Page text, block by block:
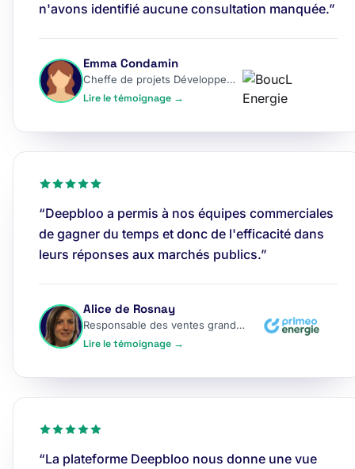
n'avons identifié aucune consultation manquée.”
Emma Condamin
Cheffe de projets Développement
Lire le témoignage →
“Deepbloo a permis à nos équipes commerciales
de gagner du temps et donc de l'efficacité dans
leurs réponses aux marchés publics.”
Alice de Rosnay
Responsable des ventes grands comptes
Lire le témoignage →
“La plateforme Deepbloo nous donne une vue